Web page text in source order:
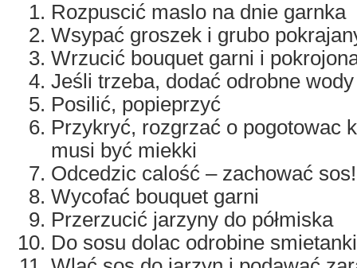
Rozpuscić maslo na dnie garnka
Wsypać groszek i grubo
Wrzucić bouquet garni i
Jeśli trzeba, dodać odrobne wody
Posilić, popieprzyć
Przykryć, rozgrzać o pogotowac
musi być miekki
Odcedzic calość – zachować sos!
Wycofać bouquet garni
Przerzucić jarzyny do półmiska
Do sosu dolac odrobine